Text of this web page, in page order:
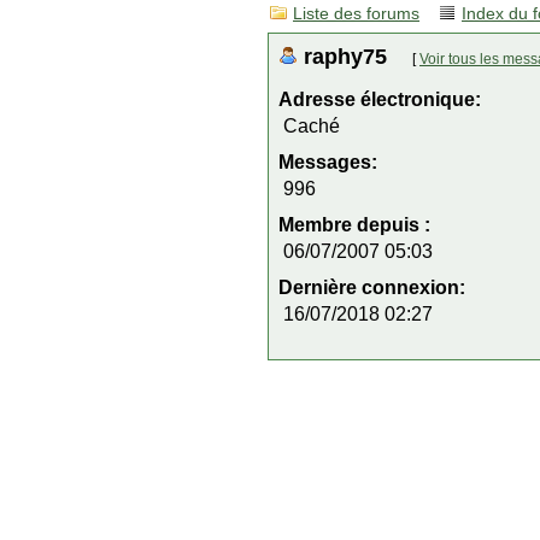
Liste des forums Index du
raphy75 [Voir tous les
Adresse électronique:
Caché
Messages:
996
Membre depuis :
06/07/2007 05:03
Dernière connexion:
16/07/2018 02:27